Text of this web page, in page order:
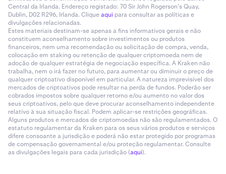
Central da Irlanda. Endereço registado: 70 Sir John Rogerson’s Quay,
Dublin, D02 R296, Irlanda. Cliqueaqui para consultar as políticas e
divulgações relacionadas.
Estes materiais destinam-se apenas a fins informativos gerais e não
constituem aconselhamento sobre investimentos ou produtos
financeiros, nem uma recomendação ou solicitação de compra, venda,
colocação em staking ou retenção de qualquer criptomoeda nem de
adoção de qualquer estratégia de negociação específica. A Kraken não
trabalha, nem o irá fazer no futuro, para aumentar ou diminuir o preço de
qualquer criptoativo disponível em particular. A natureza imprevisível dos
mercados de criptoativos pode resultar na perda de fundos. Poderão ser
cobrados impostos sobre qualquer retorno e/ou aumento no valor dos
seus criptoativos, pelo que deve procurar aconselhamento independente
relativo à sua situação fiscal. Podem aplicar-se restrições geográficas.
Alguns produtos e mercados de criptomoedas não são regulamentados. O
estatuto regulamentar da Kraken para os seus vários produtos e serviços
difere consoante a jurisdição e poderá não estar protegido por programas
de compensação governamental e/ou proteção regulamentar. Consulte
as divulgações legais para cada jurisdição (aqui).